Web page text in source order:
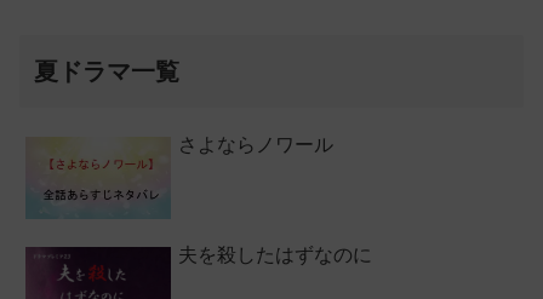
夏ドラマ一覧
さよならノワール
夫を殺したはずなのに